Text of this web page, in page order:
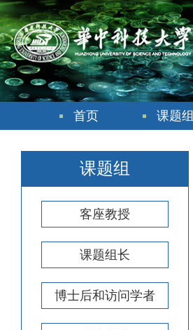
首页 课题组
课题组
客座教授
课题组长
博士后和访问学者